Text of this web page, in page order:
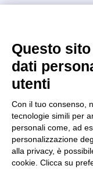
Kilometro Rosso
+39 035 0690366
info@intellimech.it
Copyright 2026, P.iva
Seguici su
Questo
dati
utenti
Con il tuo consenso,
tecnologie simili per
personali come, ad
personalizzazione
alla privacy, è
cookie. Clicca su